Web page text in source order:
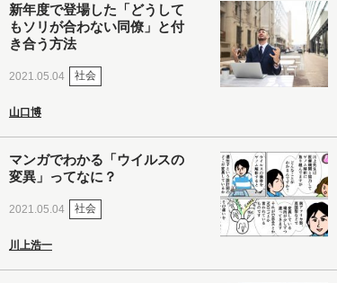
新年度で登場した「どうして
もソリが合わない同僚」と付
き合う方法
2021.05.04 社会
山口博
マンガでわかる「ウイルスの
変異」ってなに？
2021.05.04 社会
川上浩一